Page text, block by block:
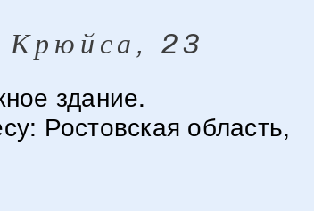
23
здание.
Ростовская область,